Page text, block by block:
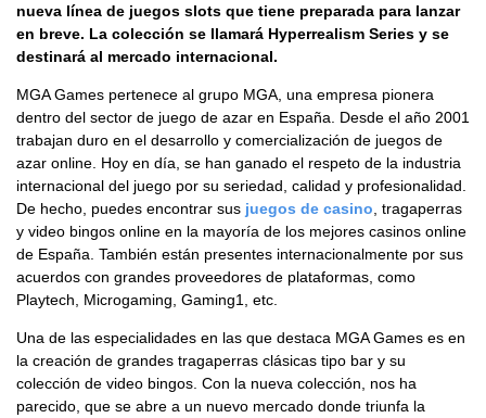
nueva línea de juegos slots que tiene preparada para lanzar
en breve. La colección se llamará Hyperrealism Series y se
destinará al mercado internacional.
MGA Games pertenece al grupo MGA, una empresa pionera
dentro del sector de juego de azar en España. Desde el año 2001
trabajan duro en el desarrollo y comercialización de juegos de
azar online. Hoy en día, se han ganado el respeto de la industria
internacional del juego por su seriedad, calidad y profesionalidad.
De hecho, puedes encontrar sus juegos de casino , tragaperras
y video bingos online en la mayoría de los mejores casinos online
de España. También están presentes internacionalmente por sus
acuerdos con grandes proveedores de plataformas, como
Playtech, Microgaming, Gaming1, etc.
Una de las especialidades en las que destaca MGA Games es en
la creación de grandes tragaperras clásicas tipo bar y su
colección de video bingos. Con la nueva colección, nos ha
parecido, que se abre a un nuevo mercado donde triunfa la